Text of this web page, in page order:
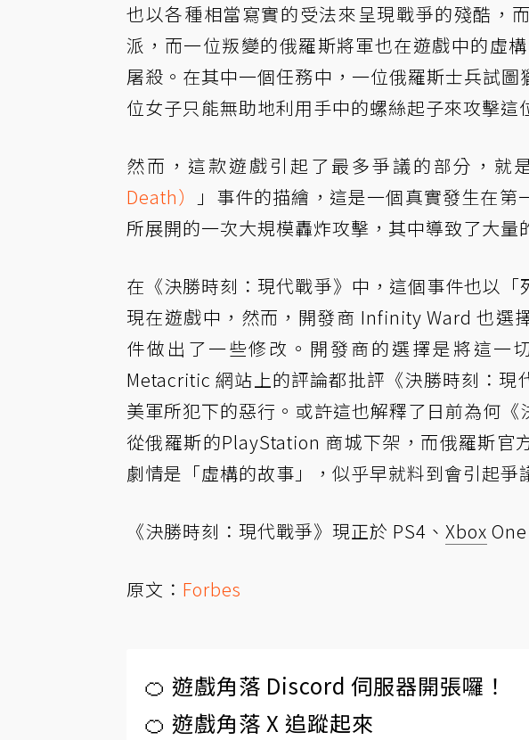
也以各種相當寫實的受法來呈現戰爭的殘酷，
派，而一位叛變的俄羅斯將軍也在遊戲中的虛
屠殺。在其中一個任務中，一位俄羅斯士兵試
位女子只能無助地利用手中的螺絲起子來攻擊這
然而，這款遊戲引起了最多爭議的部分，就
Death）
」事件的描繪，這是一個真實發生在
所展開的一次大規模轟炸攻擊，其中導致了大量
在《決勝時刻：現代戰爭》中，這個事件也以
現在遊戲中，然而，開發商 Infinity Ward 也選
件做出了一些修改。開發商的選擇是將這一
Metacritic 網站上的評論都批評《決勝時刻：現
美軍所犯下的惡行。或許這也解釋了日前為何
從俄羅斯的PlayStation 商城下架，而俄羅斯官
劇情是「虛構的故事」，似乎早就料到會引起爭
《決勝時刻：現代戰爭》現正於 PS4、 Xbox
原文： Forbes
🍊 遊戲角落 Discord 伺服器開張囉！
🍊 遊戲角落 X 追蹤起來